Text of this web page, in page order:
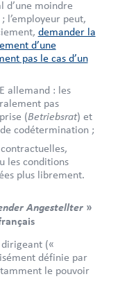
d’une moindre
l’employeur peut,
demander la
d’une
pas le cas d’un
allemand : les
pas
(Betriebsrat) et
codétermination ;
les conditions
plus librement.
Angestellter»
(«
définie par
le pouvoir